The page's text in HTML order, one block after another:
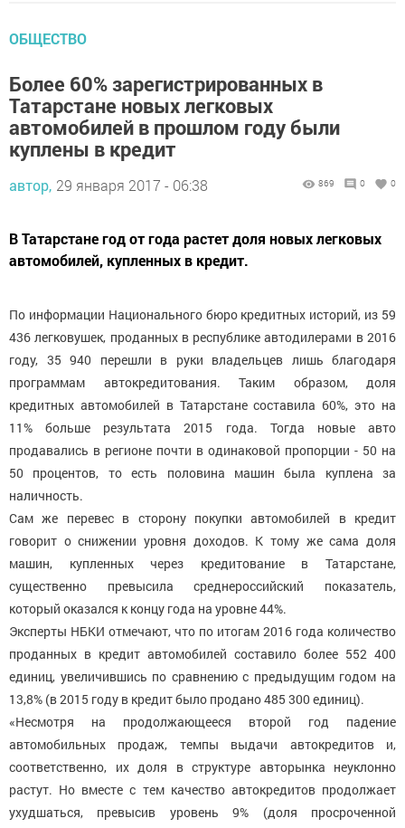
ОБЩЕСТВО
Более 60% зарегистрированных в
Татарстане новых легковых
автомобилей в прошлом году были
куплены в кредит
автор, 29 января 2017 - 06:38 869 0 0
В Татарстане год от года растет доля новых легковых
автомобилей, купленных в кредит.
По информации Национального бюро кредитных историй, из 59
436 легковушек, проданных в республике автодилерами в 2016
году, 35 940 перешли в руки владельцев лишь благодаря
программам автокредитования. Таким образом, доля
кредитных автомобилей в Татарстане составила 60%, это на
11% больше результата 2015 года. Тогда новые авто
продавались в регионе почти в одинаковой пропорции - 50 на
50 процентов, то есть половина машин была куплена за
наличность.
Сам же перевес в сторону покупки автомобилей в кредит
говорит о снижении уровня доходов. К тому же сама доля
машин, купленных через кредитование в Татарстане,
существенно превысила среднероссийский показатель,
который оказался к концу года на уровне 44%.
Эксперты НБКИ отмечают, что по итогам 2016 года количество
проданных в кредит автомобилей составило более 552 400
единиц, увеличившись по сравнению с предыдущим годом на
13,8% (в 2015 году в кредит было продано 485 300 единиц).
«Несмотря на продолжающееся второй год падение
автомобильных продаж, темпы выдачи автокредитов и,
соответственно, их доля в структуре авторынка неуклонно
растут. Но вместе с тем качество автокредитов продолжает
ухудшаться, превысив уровень 9% (доля просроченной